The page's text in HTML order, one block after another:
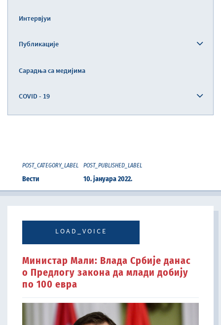
Интервјуи
Публикације
Сарадња са медијима
COVID - 19
POST_CATEGORY_LABEL
Вести
POST_PUBLISHED_LABEL
10. јануара 2022.
LOAD_VOICE
Министар Мали: Влада Србије данас
о Предлогу закона да млади добију
по 100 евра